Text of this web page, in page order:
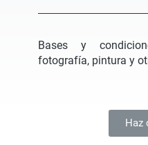
Bases y
fotografía, pintura y
Haz